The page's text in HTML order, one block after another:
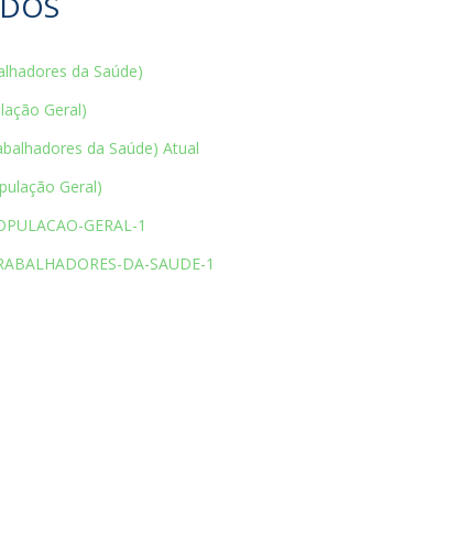
da Saúde)
Geral)
da Saúde) Atual
Geral)
GERAL-1
DA-SAUDE-1